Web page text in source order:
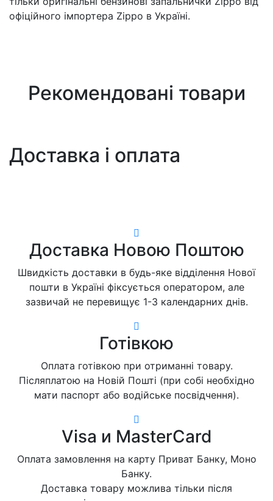
офіційного імпортера Zippo в Україні.
Рекомендовані товари
Доставка і оплата
Доставка Новою Поштою
Швидкість доставки в будь-яке відділення Нової
пошти в Україні фіксується оператором, але
зазвичай не перевищує 1-3 календарних днів.
Готівкою
Оплата готівкою при отриманні товару.
Післяплатою на Новій Пошті (при собі необхідно
мати паспорт або водійське посвідчення).
Visa и MasterCard
Оплата замовлення на карту Приват Банку, Моно
Банку.
Доставка товару можлива тільки після